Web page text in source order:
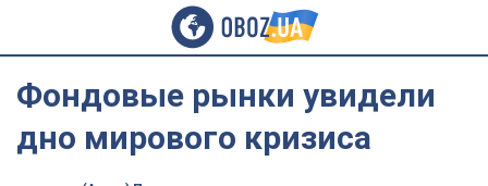
Фондовые рынки увидели
дно мирового кризиса